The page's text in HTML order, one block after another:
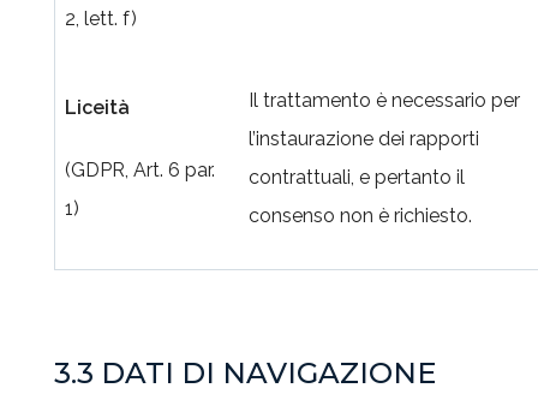
2, lett. f)
Liceità
(GDPR, Art. 6 par.
1)
Il trattamento è necessario per
l’instaurazione dei rapporti
contrattuali, e pertanto il
consenso non è richiesto.
3.3 DATI DI NAVIGAZIONE